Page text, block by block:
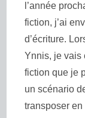
l’année
fiction, j’ai
d’écriture.
Ynnis, je vais
fiction que je
un scénario
transposer